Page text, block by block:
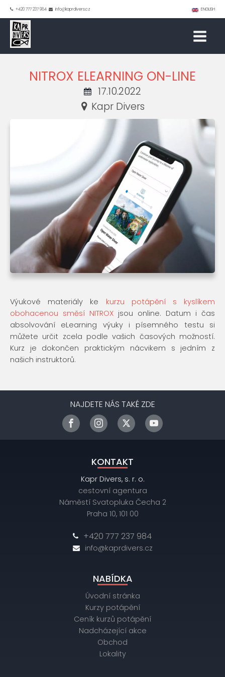
+420 777 237 984 info@kaprdivers.cz ENGLISH
NITROX ELEARNING ON-LINE
17.10.2022
Kapr Divers
Výukové materiály ke kurzu potápění s kyslíkem
obohacenou směsí NITROX jsou online. Datum i čas
absolvování eLearning výuky i písemného testu si
můžete určit zcela podle vašich časových možností.
Kurz je dokončen praktickým nácvikem s jedním z
našich instruktorů.
NAJDETE NÁS TAKÉ ZDE
KONTAKT
Kapr Divers, s. r. o.
cestovní agentura
Náměstí Svatopluka Čecha 2
Praha 10, 101 00
+420 777 237 984
info@kaprdivers.cz
NABÍDKA
Úvodní stránka
Kurzy potápění
Ceník kurzů potápění
Nadcházející akce
Obchod
Lokality